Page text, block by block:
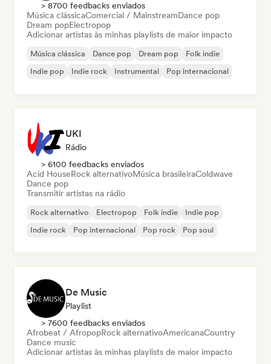
> 8700 feedbacks enviados
Música clássicaComercial / MainstreamDance pop
Dream popElectropop
Adicionar artistas às minhas playlists de maior impacto
Música clássica Dance pop Dream pop
Folk indie
Indie pop
Indie rock Instrumental Pop internacional
UKI
Rádio
> 6100 feedbacks enviados
Acid HouseRock alternativoMúsica brasileiraColdwave
Dance pop
Transmitir artistas na rádio
Rock alternativo Electropop Folk indie
Indie pop
Indie rock
Pop internacional Pop rock Pop soul
De Music
Playlist
> 7600 feedbacks enviados
Afrobeat / AfropopRock alternativoAmericanaCountry
Dance music
Adicionar artistas às minhas playlists de maior impacto